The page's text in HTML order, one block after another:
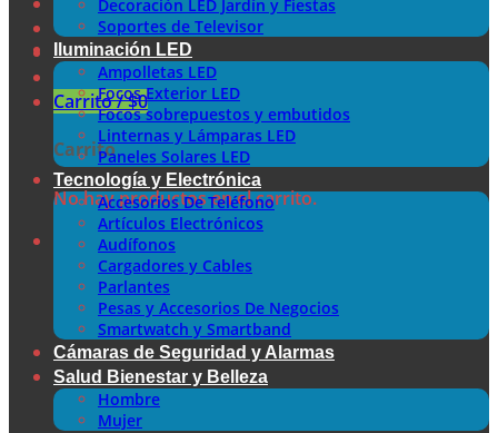
Carrito /$0
Carrito
No hay productos en el carrito.
Decoración LED Jardín y Fiestas
Soportes de Televisor
Iluminación LED
Ampolletas LED
Focos Exterior LED
Focos sobrepuestos y embutidos
Linternas y Lámparas LED
Paneles Solares LED
Tecnología y Electrónica
Accesorios De Teléfono
Artículos Electrónicos
Audífonos
Cargadores y Cables
Parlantes
Pesas y Accesorios De Negocios
Smartwatch y Smartband
Cámaras de Seguridad y Alarmas
Salud Bienestar y Belleza
Hombre
Mujer